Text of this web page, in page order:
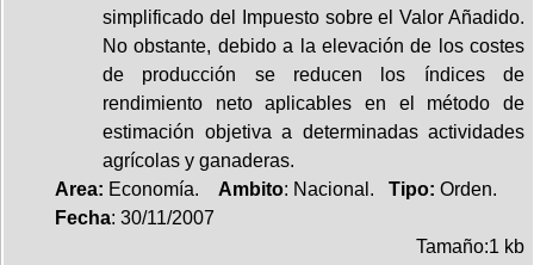
simplificado del Impuesto sobre el Valor Añadido.
No obstante, debido a la elevación de los costes
de producción se reducen los índices de
rendimiento neto aplicables en el método de
estimación objetiva a determinadas actividades
agrícolas y ganaderas.
Area: Economía. Ambito: Nacional. Tipo: Orden.
Fecha: 30/11/2007
Tamaño:1 kb